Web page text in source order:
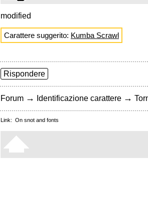
modified
Carattere suggerito: Kumba Scrawl
Rispondere
Forum → Identificazione carattere →
Link: On snot and fonts